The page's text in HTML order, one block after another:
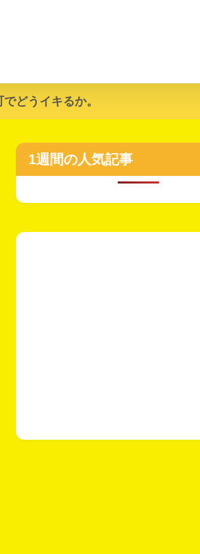
どうイキるか。
1週間の人気記事